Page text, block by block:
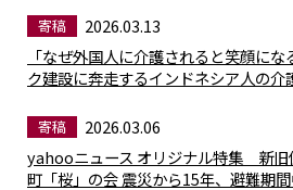
寄稿
2026.03.13
「なぜ外国人に介護されると笑顔に
ク建設に奔走するインドネシア人の
寄稿
2026.03.06
yahooニュース オリジナル特集 新旧
町「桜」の会 震災から15年、避難期